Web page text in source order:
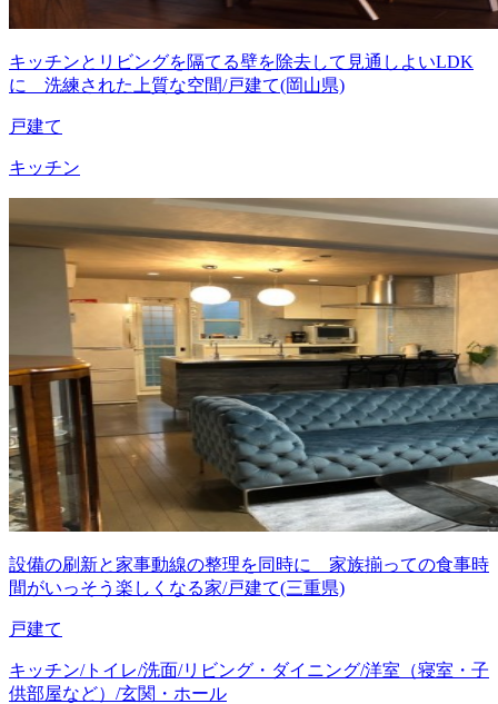
キッチンとリビングを隔てる壁を除去して見通しよいLDK
に 洗練された上質な空間/戸建て(岡山県)
戸建て
キッチン
設備の刷新と家事動線の整理を同時に 家族揃っての食事時
間がいっそう楽しくなる家/戸建て(三重県)
戸建て
キッチン/トイレ/洗面/リビング・ダイニング/洋室（寝室・子
供部屋など）/玄関・ホール